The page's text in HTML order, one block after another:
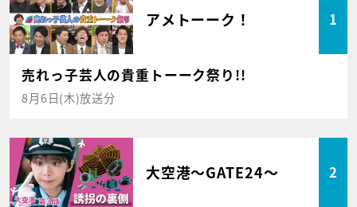
アメトーーク！ 1
売れっ子芸人の貴重トーーク祭り!!
8月6日(木)放送分
大空港～GATE24～ 2